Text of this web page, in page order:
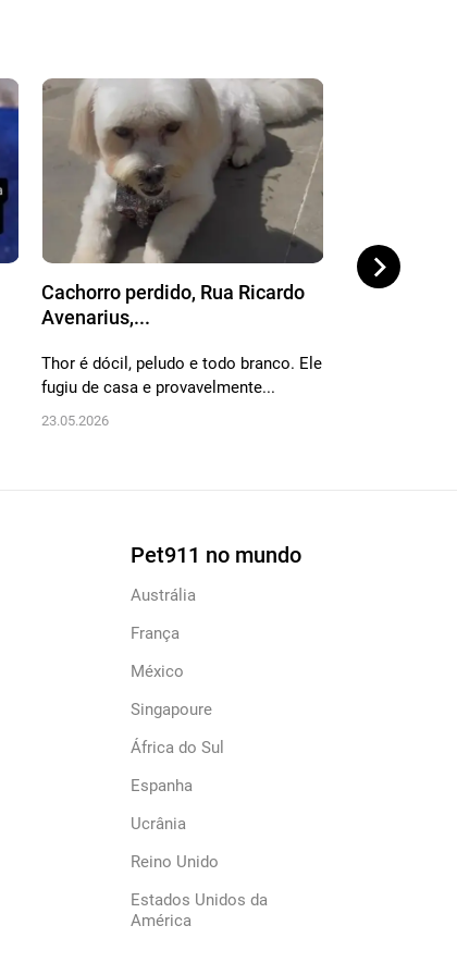
Cachorro perdido, Rua Ricardo
Avenarius,...
Thor é dócil, peludo e todo branco. Ele
fugiu de casa e provavelmente...
23.05.2026
Cachorro
Pet911 no mundo
Austrália
França
México
Singapoure
África do Sul
Espanha
Ucrânia
Reino Unido
Estados Unidos da
América